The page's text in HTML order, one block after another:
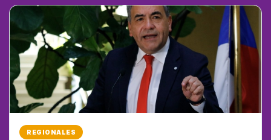
REGIONALES